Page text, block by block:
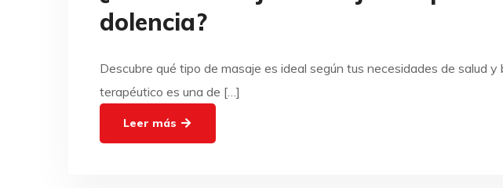
dolencia?
Descubre qué tipo de masaje es ideal según tus necesidades de salud y
terapéutico es una de […]
Leer más